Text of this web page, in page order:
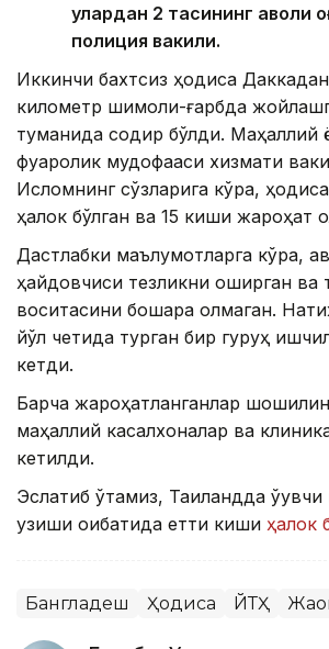
улардан 2 тасининг аҳволи
полиция вакили.
Иккинчи бахтсиз ҳодиса
километр шимоли-ғарбда
туманида содир бўлди. Маҳаллий
фуқаролик мудофааси хизмати
Исломнинг сўзларига кўра,
ҳалок бўлган ва 15 киши жароҳат
Дастлабки маълумотларга кўра,
ҳайдовчиси тезликни оширган ва
воситасини бошқара олмаган.
йўл четида турган бир гуруҳ
кетди.
Барча жароҳатланганлар
маҳаллий касалхоналар ва
кетилди.
Эслатиб ўтамиз, Таиландда ўқувчи
узиши оқибатида етти киши ҳалок
Бангладеш Ҳодиса ЙТҲ